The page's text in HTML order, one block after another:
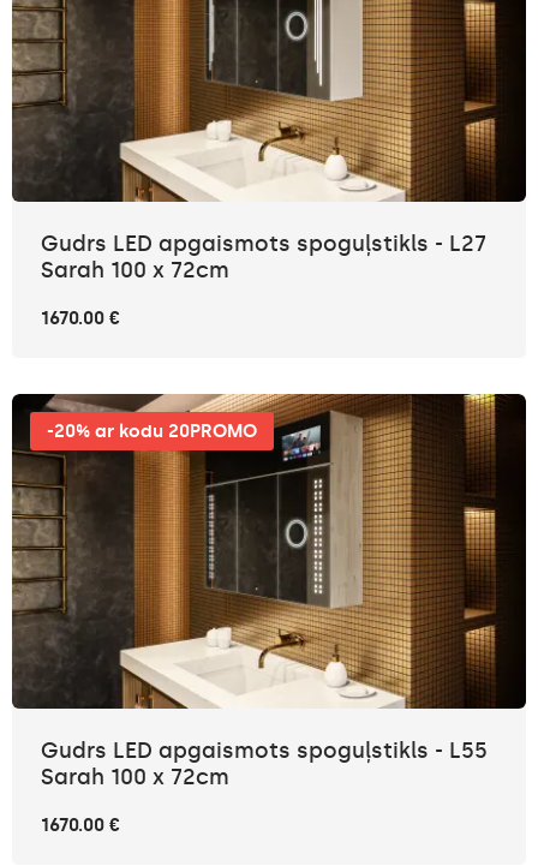
Gudrs LED apgaismots spoguļstikls - L27
Sarah 100 x 72cm
1670.00 €
-20% ar kodu 20PROMO
Gudrs LED apgaismots spoguļstikls - L55
Sarah 100 x 72cm
1670.00 €